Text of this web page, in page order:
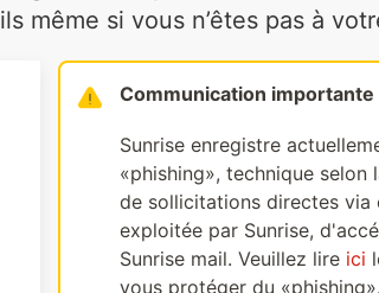
même si vous n’êtes pas à
Communication importante
Sunrise enregistre
«phishing», technique selon
de sollicitations directes via
exploitée par Sunrise,
Sunrise mail. Veuillez lire ici
vous protéger du «phishing».